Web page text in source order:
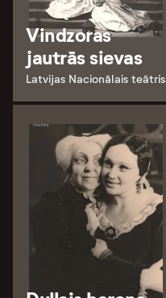
Vindzoras
jautrās sievas
Latvijas Nacionālais teātris